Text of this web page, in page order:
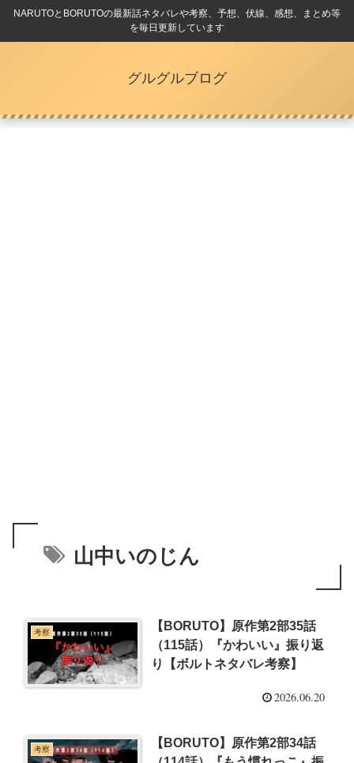
NARUTOとBORUTOの最新話ネタバレや考察、予想、伏線、感想、まとめ等
を毎日更新しています
グルグルブログ
山中いのじん
考察
【BORUTO】原作第2部35話
（115話）『かわいい』振り返
り【ボルトネタバレ考察】
2026.06.20
考察
【BORUTO】原作第2部34話